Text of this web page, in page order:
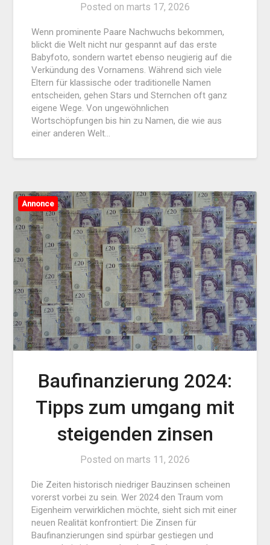
Posted on marts 17, 2026
Wenn prominente Paare Nachwuchs bekommen,
blickt die Welt nicht nur gespannt auf das erste
Babyfoto, sondern wartet ebenso neugierig auf die
Verkündung des Vornamens. Während sich viele
Eltern für klassische oder traditionelle Namen
entscheiden, gehen Stars und Sternchen oft ganz
eigene Wege. Von ungewöhnlichen
Wortschöpfungen bis hin zu Namen, die wie aus
einer anderen Welt…
Annonce
Baufinanzierung 2024:
Tipps zum umgang mit
steigenden zinsen
Posted on marts 11, 2026
Die Zeiten historisch niedriger Bauzinsen scheinen
vorerst vorbei zu sein. Wer 2024 den Traum vom
Eigenheim verwirklichen möchte, sieht sich mit einer
neuen Realität konfrontiert: Die Zinsen für
Baufinanzierungen sind spürbar gestiegen und